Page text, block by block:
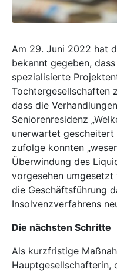
Am 29. Juni 2022 hat
bekannt gegeben,
spezialisierte
Tochtergesellschaften
dass die
Seniorenresidenz
unerwartet gescheitert
zufolge konnten
Überwindung des
vorgesehen umgesetzt
die Geschäftsführung
Insolvenzverfahrens
Die nächsten Schritte
Als kurzfristige
Hauptgesellschafterin,